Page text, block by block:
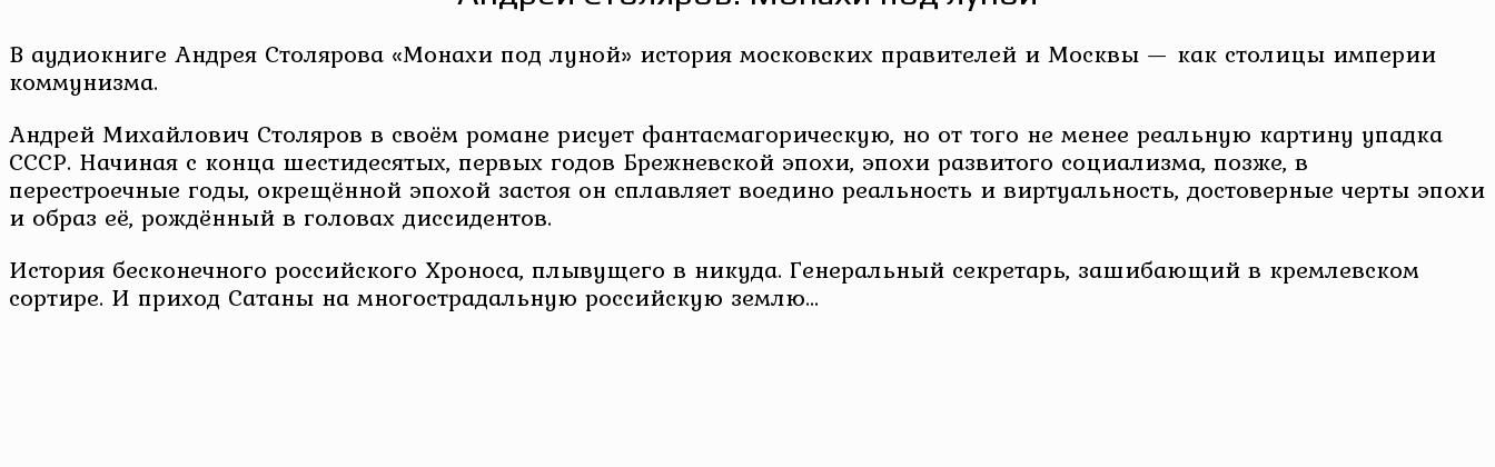
В аудиокниге Андрея Столярова «Монахи под луной» история московских правителей и Москвы — как столицы империи
коммунизма.
Андрей Михайлович Столяров в своём романе рисует фантасмагорическую, но от того не менее реальную картину упадка
СССР. Начиная с конца шестидесятых, первых годов Брежневской эпохи, эпохи развитого социализма, позже, в
перестроечные годы, окрещённой эпохой застоя он сплавляет воедино реальность и виртуальность, достоверные черты эпохи
и образ её, рождённый в головах диссидентов.
История бесконечного российского Хроноса, плывущего в никуда. Генеральный секретарь, зашибающий в кремлевском
сортире. И приход Сатаны на многострадальную российскую землю…